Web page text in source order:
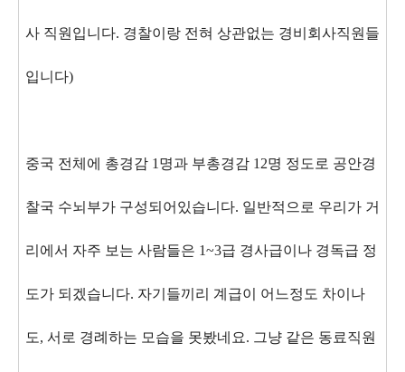
사 직원입니다. 경찰이랑 전혀 상관없는 경비회사직원들
입니다)
중국 전체에 총경감 1명과 부총경감 12명 정도로 공안경
찰국 수뇌부가 구성되어있습니다. 일반적으로 우리가 거
리에서 자주 보는 사람들은 1~3급 경사급이나 경독급 정
도가 되겠습니다. 자기들끼리 계급이 어느정도 차이나
도, 서로 경례하는 모습을 못봤네요. 그냥 같은 동료직원